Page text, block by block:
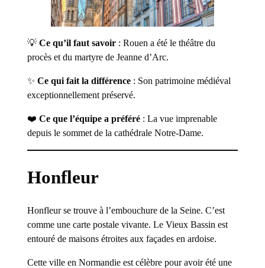
💡Ce qu’il faut savoir : Rouen a été le théâtre du
procès et du martyre de Jeanne d’Arc.
✨Ce qui fait la différence : Son patrimoine médiéval
exceptionnellement préservé.
❤️Ce que l’équipe a préféré : La vue imprenable
depuis le sommet de la cathédrale Notre-Dame.
Honfleur
Honfleur se trouve à l’embouchure de la Seine. C’est
comme une carte postale vivante. Le Vieux Bassin est
entouré de maisons étroites aux façades en ardoise.
Cette ville en Normandie est célèbre pour avoir été une